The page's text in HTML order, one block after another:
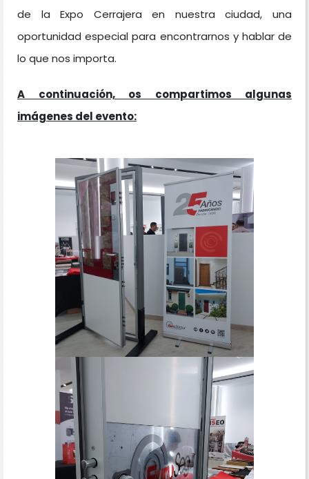
de la Expo Cerrajera en nuestra ciudad, una
oportunidad especial para encontrarnos y hablar de
lo que nos importa.
A continuación, os compartimos algunas
imágenes del evento: